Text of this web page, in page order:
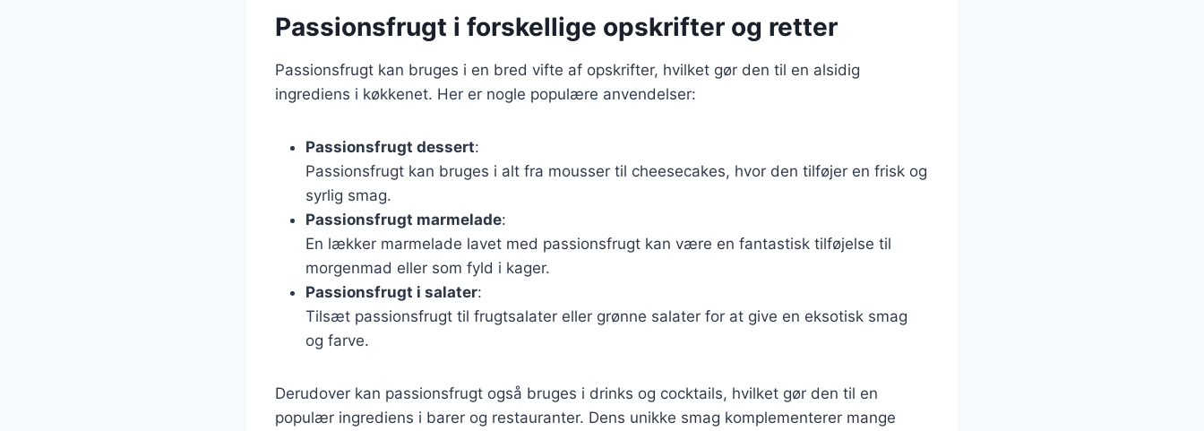
Passionsfrugt i forskellige opskrifter og retter
Passionsfrugt kan bruges i en bred vifte af opskrifter, hvilket gør den til en alsidig
ingrediens i køkkenet. Her er nogle populære anvendelser:
Passionsfrugt dessert:
Passionsfrugt kan bruges i alt fra mousser til cheesecakes, hvor den tilføjer en frisk og
syrlig smag.
Passionsfrugt marmelade:
En lækker marmelade lavet med passionsfrugt kan være en fantastisk tilføjelse til
morgenmad eller som fyld i kager.
Passionsfrugt i salater:
Tilsæt passionsfrugt til frugtsalater eller grønne salater for at give en eksotisk smag
og farve.
Derudover kan passionsfrugt også bruges i drinks og cocktails, hvilket gør den til en
populær ingrediens i barer og restauranter. Dens unikke smag komplementerer mange